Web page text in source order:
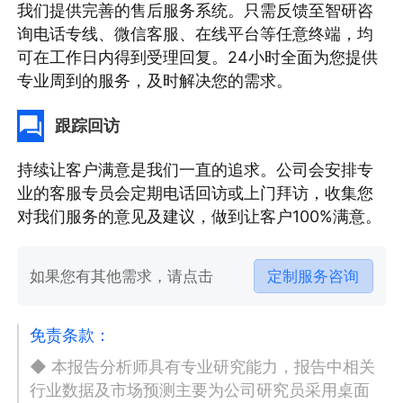
我们提供完善的售后服务系统。只需反馈至智研咨
询电话专线、微信客服、在线平台等任意终端，均
可在工作日内得到受理回复。24小时全面为您提供
专业周到的服务，及时解决您的需求。
跟踪回访
持续让客户满意是我们一直的追求。公司会安排专
业的客服专员会定期电话回访或上门拜访，收集您
对我们服务的意见及建议，做到让客户100%满意。
如果您有其他需求，请点击 定制服务咨询
免责条款：
◆ 本报告分析师具有专业研究能力，报告中相关
行业数据及市场预测主要为公司研究员采用桌面